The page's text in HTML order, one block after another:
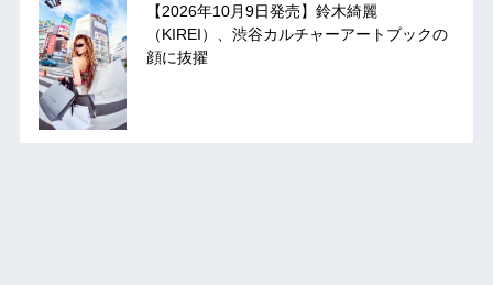
【2026年10月9日発売】鈴木綺麗
（KIREI）、渋谷カルチャーアートブックの
顔に抜擢